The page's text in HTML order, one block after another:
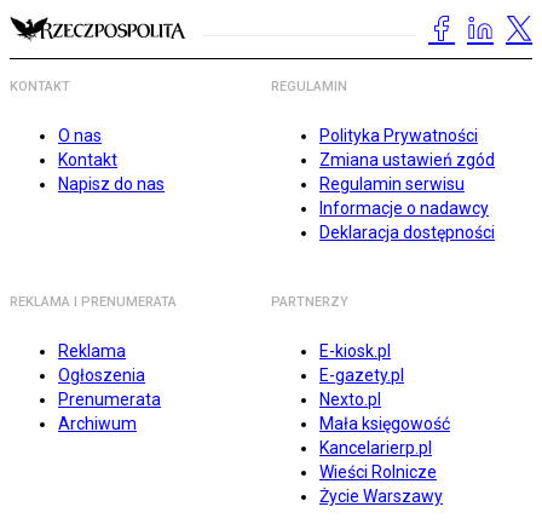
KONTAKT
O nas
Kontakt
Napisz do nas
REGULAMIN
Polityka Prywatności
Zmiana ustawień zgód
Regulamin serwisu
Informacje o nadawcy
Deklaracja dostępności
REKLAMA I PRENUMERATA
Reklama
Ogłoszenia
Prenumerata
Archiwum
PARTNERZY
E-kiosk.pl
E-gazety.pl
Nexto.pl
Mała księgowość
Kancelarierp.pl
Wieści Rolnicze
Życie Warszawy